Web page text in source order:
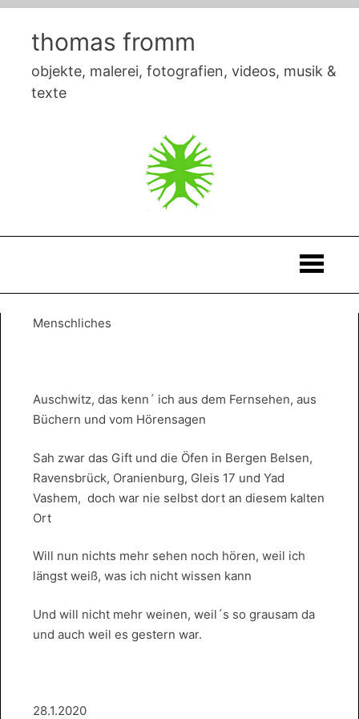
Skip
contentthomas fromm
objekte, malerei, fotografien, videos, musik &
texte
Menschliches
Auschwitz, das kenn´ ich aus dem Fernsehen, aus
Büchern und vom Hörensagen
Sah zwar das Gift und die Öfen in Bergen Belsen,
Ravensbrück, Oranienburg, Gleis 17 und Yad
Vashem, doch war nie selbst dort an diesem kalten
Ort
Will nun nichts mehr sehen noch hören, weil ich
längst weiß, was ich nicht wissen kann
Und will nicht mehr weinen, weil´s so grausam da
und auch weil es gestern war.
28.1.2020